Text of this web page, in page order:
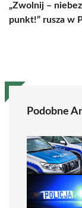
„Zwolnij –
punkt!” rusza w
Podobne